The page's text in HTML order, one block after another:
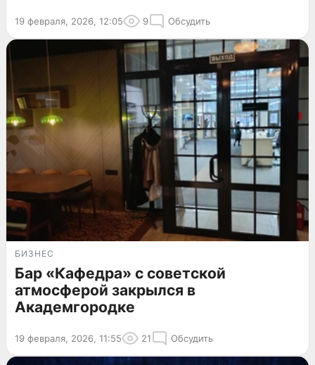
19 февраля, 2026, 12:05 9 Обсудить
БИЗНЕС
Бар «Кафедра» с советской
атмосферой закрылся в
Академгородке
19 февраля, 2026, 11:55 21 Обсудить